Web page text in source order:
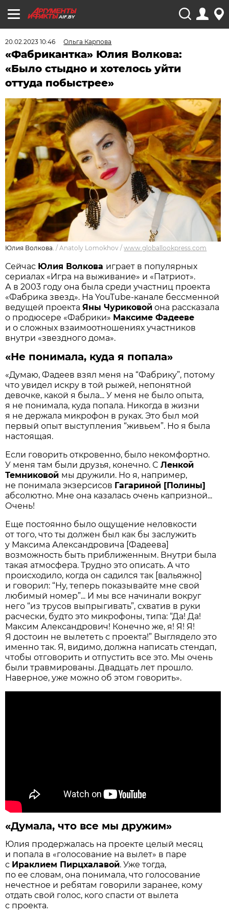
AIF.BY
20.02.2023 10:46 Ольга Карпова
«Фабрикантка» Юлия Волкова:
«Было стыдно и хотелось уйти
оттуда побыстрее»
Юлия Волкова. /Anatoly Lomokhov /www.globallookpress.com
Сейчас Юлия Волкова играет в популярных
сериалах «Игра на выживание» и «Патриот».
А в 2003 году она была среди участниц проекта
«Фабрика звезд». На YouTube-канале бессменной
ведущей проектаЯны Чуриковой она рассказала
о продюсере «Фабрики» Максиме Фадееве
и о сложных взаимоотношениях участников
внутри «звездного дома».
«Не понимала, куда я попала»
«Думаю, Фадеев взял меня на “Фабрику”, потому
что увидел искру в той рыжей, непонятной
девочке, какой я была... У меня не было опыта,
я не понимала, куда попала. Никогда в жизни
я не держала микрофон в руках. Это был мой
первый опыт выступления “живьем”. Но я была
настоящая.
Если говорить откровенно, было некомфортно.
У меня там были друзья, конечно. С Ленкой
Темниковой мы дружили. Но я, например,
не понимала экзерсисов Гагариной [Полины]
абсолютно. Мне она казалась очень капризной...
Очень!
Еще постоянно было ощущение неловкости
от того, что ты должен был как бы заслужить
у Максима Александровича [Фадеева]
возможность быть приближенным. Внутри была
такая атмосфера. Трудно это описать. А что
происходило, когда он садился так [вальяжно]
и говорил: “Ну, теперь показывайте мне свой
любимый номер”... И мы все начинали вокруг
него “из трусов выпрыгивать”, схватив в руки
расчески, будто это микрофоны, типа: “Да! Да!
Максим Александрович! Конечно же, я! Я! Я!
Я достоин не вылететь с проекта!” Выглядело это
именно так. Я, видимо, должна написать стендап,
чтобы отговорить и отпустить все это. Мы очень
были травмированы. Двадцать лет прошло.
Наверное, уже можно об этом говорить».
«Думала, что все мы дружим»
Юлия продержалась на проекте целый месяц
и попала в «голосование на вылет» в паре
с Ираклием Пирцхалавой. Уже тогда,
по ее словам, она понимала, что голосование
нечестное и ребятам говорили заранее, кому
отдать свой голос, кого спасти от вылета
с проекта.